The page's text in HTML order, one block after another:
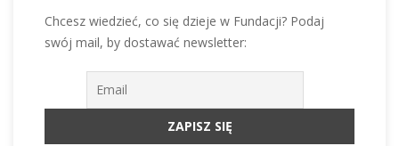
Chcesz wiedzieć, co się dzieje w Fundacji? Podaj
swój mail, by dostawać newsletter: